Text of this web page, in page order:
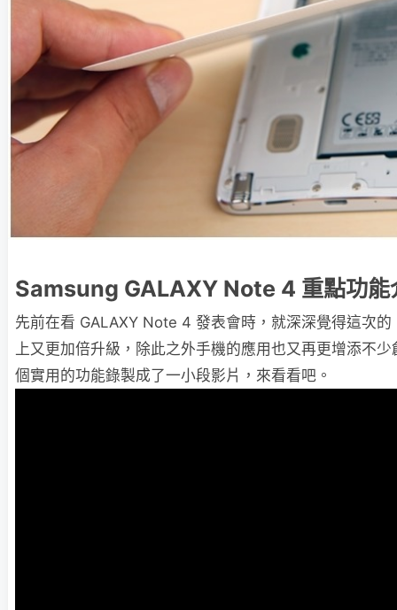
Samsung GALAXY Note 4 重點功能
先前在看 GALAXY Note 4 發表會時，就深深覺得這次
上又更加倍升級，除此之外手機的應用也又再更增添不
個實用的功能錄製成了一小段影片，來看看吧。